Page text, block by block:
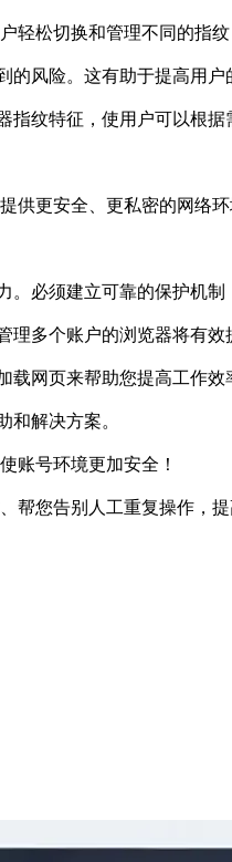
松切换和管理不同的指纹
风险。这有助于提高用户
特征，使用户可以根据
更安全、更私密的网络环
须建立可靠的保护机制
多个账户的浏览器将有效
网页来帮助您提高工作效
解决方案。
账号环境更加安全！
您告别人工重复操作，提